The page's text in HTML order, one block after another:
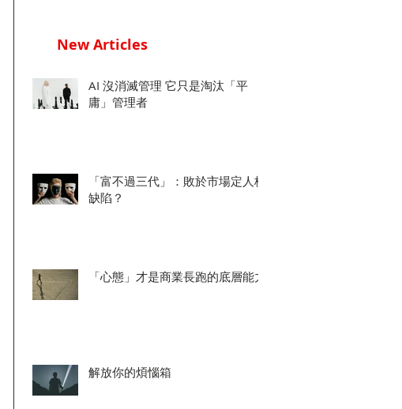
New Articles
AI 沒消滅管理 它只是淘汰「平
庸」管理者
「富不過三代」：敗於市場定人格
缺陷？
「心態」才是商業長跑的底層能力
解放你的煩惱箱